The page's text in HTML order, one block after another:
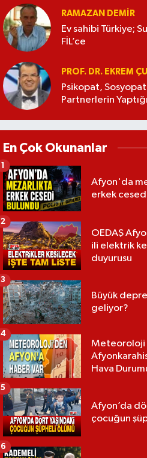
RAMAZAN DEMİR
Ev sahibi Türkiye;
FİL’ce
PROF. DR. EKREM
Psikopat,
Partnerlerin
En Çok Okunanlar
Afyon'da
erkek
1
OEDAŞ
ili elektrik
duyurusu
2
Büyük
geliyor?
3
Meteoroloji
Hava
4
Afyon’da
çocuğun
5
6